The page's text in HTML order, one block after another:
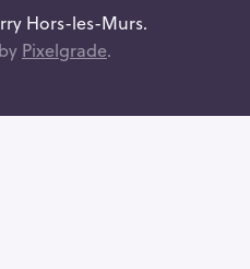
Hors-les-Murs.
Pixelgrade.